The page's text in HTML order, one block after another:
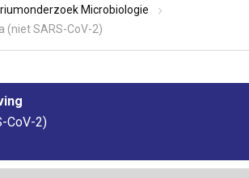
Microbiologie
(niet SARS-CoV-2)
CoV-2)